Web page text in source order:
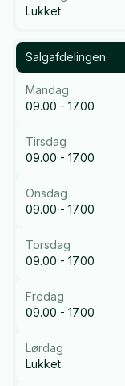
Lukket
Salgafdelingen
Mandag
09.00 - 17.00
Tirsdag
09.00 - 17.00
Onsdag
09.00 - 17.00
Torsdag
09.00 - 17.00
Fredag
09.00 - 17.00
Lørdag
Lukket